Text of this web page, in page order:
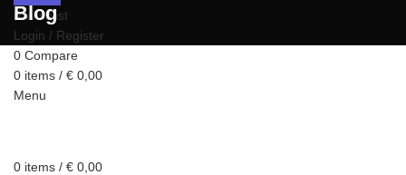
0Wishlist
Login / Register
0 Compare
0 items / € 0,00
Menu
0 items / € 0,00
Blog